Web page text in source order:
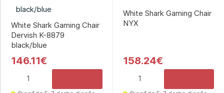
White Shark Gaming Chair
Dervish K-8879
black/blue
146.11€
White Shark Gaming Chair
NYX
158.24€